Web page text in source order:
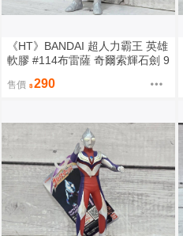
《HT》BANDAI 超人力霸王 英雄
軟膠 #114布雷薩 奇爾索輝石劍 9
售價 290